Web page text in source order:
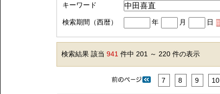
キーワード
検索期間（西暦） 年 月 日
検索結果 該当941 件中 201 ～ 220 件の表示
7 8 9 10